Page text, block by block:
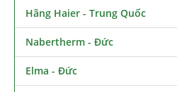
Hãng Haier - Trung Quốc
Nabertherm - Đức
Elma - Đức